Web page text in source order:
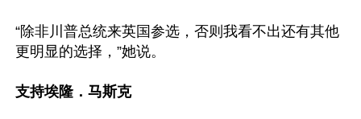
“除非川普总统来英国参选，否则我看不出还有其他
更明显的选择，”她说。
支持埃隆．马斯克